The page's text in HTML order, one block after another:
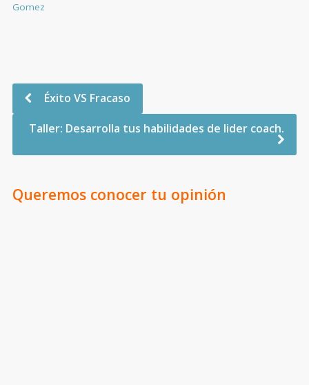
Gomez
Éxito VS Fracaso
Taller: Desarrolla tus habilidades de lider coach.
Queremos conocer tu opinión